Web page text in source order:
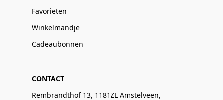
Favorieten
Winkelmandje
Cadeaubonnen
CONTACT
Rembrandthof 13, 1181ZL Amstelveen,